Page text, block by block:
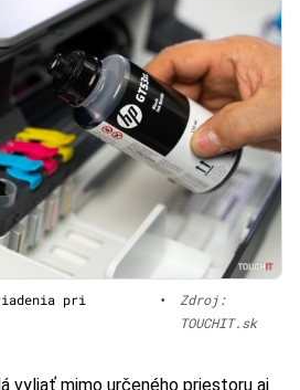
pri
•
Zdroj:
TOUCHIT.sk
vyliať mimo určeného priestoru aj